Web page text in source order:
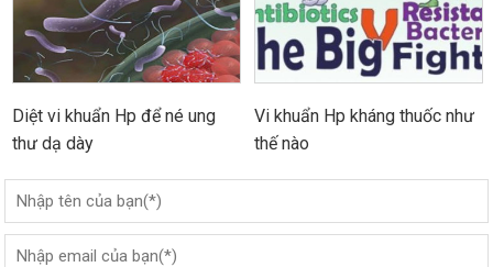
Diệt vi khuẩn Hp để né ung
thư dạ dày
Vi khuẩn Hp kháng thuốc như
thế nào